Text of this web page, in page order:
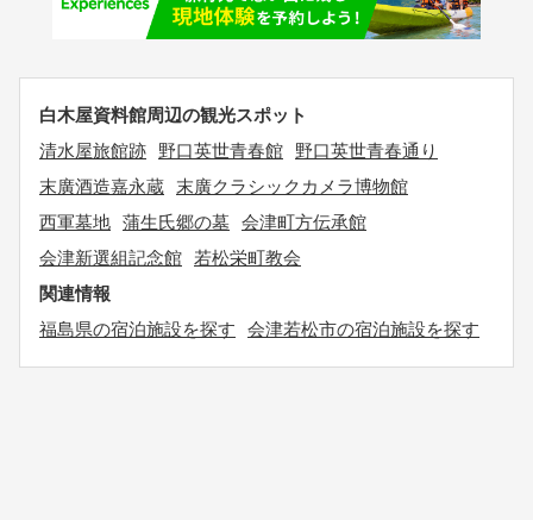
白木屋資料館周辺の観光スポット
清水屋旅館跡
野口英世青春館
野口英世青春通り
末廣酒造嘉永蔵
末廣クラシックカメラ博物館
西軍墓地 蒲生氏郷の墓 会津町方伝承館
会津新選組記念館
若松栄町教会
関連情報
福島県の宿泊施設を探す
会津若松市の宿泊施設を探す